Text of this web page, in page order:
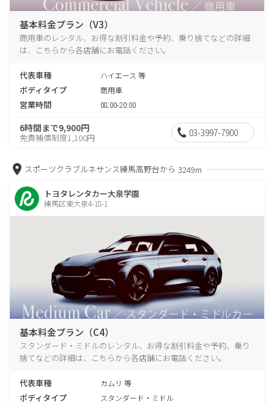
基本料金プラン（V3）
商用車のレンタル、お得な割引料金や予約、乗り捨てなどの詳細
は、こちらから各店舗にお電話ください。
代表車種 ハイエース 等
ボディタイプ 商用車
営業時間 08:00-20:00
6時間まで9,900円
免責補償制度1,100円 03-3997-7900
スポーツクラブルネサンス練馬高野台から 3249m
トヨタレンタカー大泉学園
練馬区東大泉4-18-1
基本料金プラン（C4）
スタンダード・ミドルのレンタル、お得な割引料金や予約、乗り
捨てなどの詳細は、こちらから各店舗にお電話ください。
代表車種 カムリ 等
ボディタイプ スタンダード・ミドル